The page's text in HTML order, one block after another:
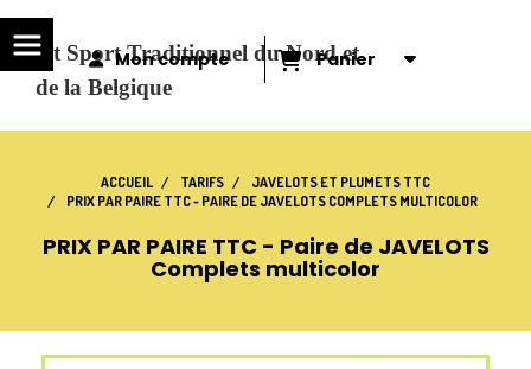
et Sport Traditionnel du Nord et
de la Belgique
Mon compte Panier
ACCUEIL TARIFS
JAVELOTS ET PLUMETS TTC
PRIX PAR PAIRE TTC - PAIRE DE JAVELOTS COMPLETS MULTICOLOR
PRIX PAR PAIRE TTC - Paire de JAVELOTS
Complets multicolor